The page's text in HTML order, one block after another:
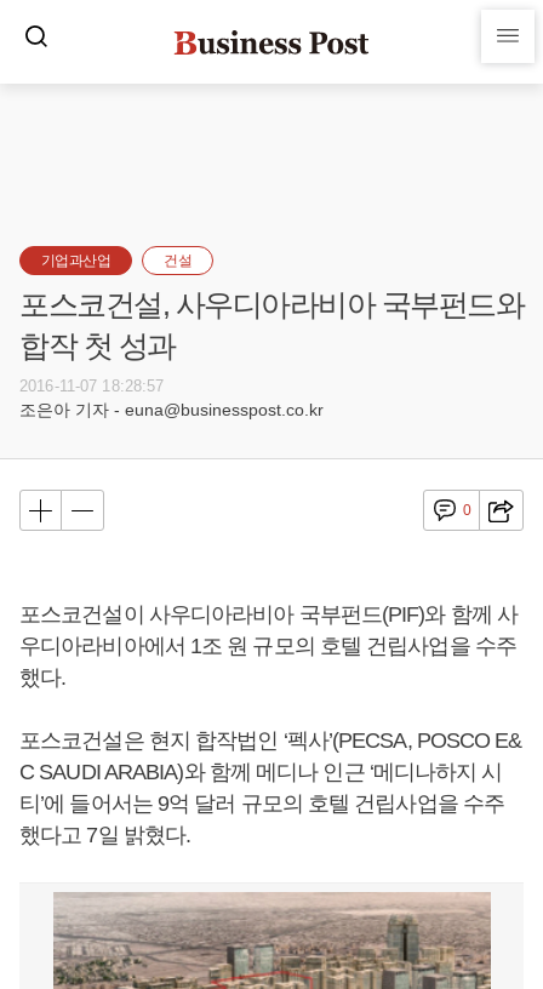
기업과산업 건설
포스코건설, 사우디아라비아 국부펀드와
합작 첫 성과
2016-11-07 18:28:57
조은아 기자 - euna@businesspost.co.kr
0
포스코건설이 사우디아라비아 국부펀드(PIF)와 함께 사
우디아라비아에서 1조 원 규모의 호텔 건립사업을 수주
했다.
포스코건설은 현지 합작법인 ‘펙사’(PECSA, POSCO E&
C SAUDI ARABIA)와 함께 메디나 인근 ‘메디나하지 시
티’에 들어서는 9억 달러 규모의 호텔 건립사업을 수주
했다고 7일 밝혔다.